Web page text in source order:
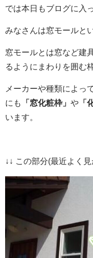
では本日もブログに入
みなさんは窓モールと
窓モールとは窓など建
るようにまわりを囲む
メーカーや種類によっ
にも
「窓化粧枠」 や 「
います。
↓↓ この部分(最近よく見